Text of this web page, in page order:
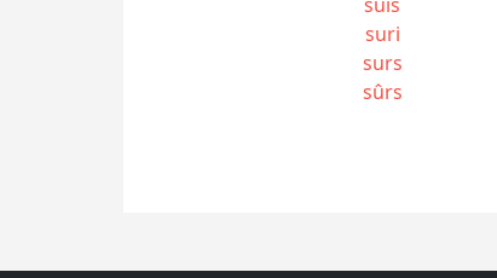
suri
surs
sûrs